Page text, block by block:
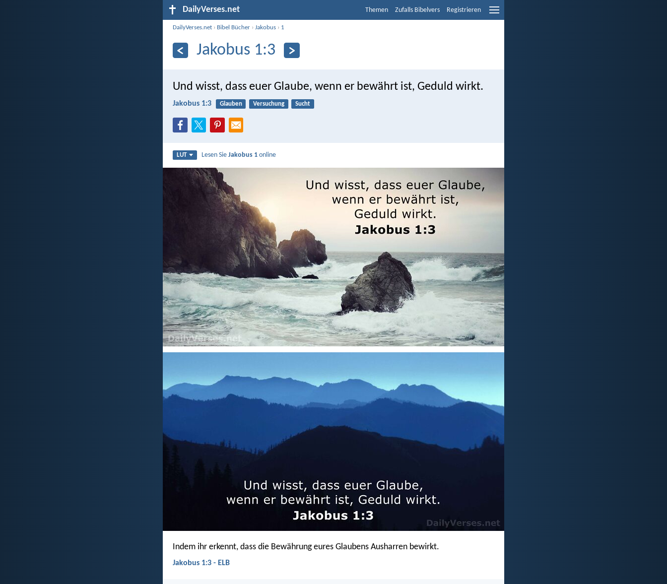
DailyVerses.net Themen Zufalls Bibelvers Registrieren
DailyVerses.net › Bibel Bücher ›Jakobus › 1
Jakobus 1:3
Und wisst, dass euer Glaube, wenn er bewährt ist, Geduld wirkt.
Jakobus 1:3 Glauben Versuchung Sucht
LUT Lesen SieJakobus 1 online
Indem ihr erkennt, dass die Bewährung eures Glaubens Ausharren bewirkt.
Jakobus 1:3 - ELB